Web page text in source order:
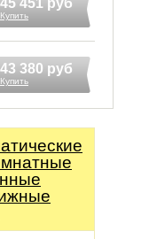
Купить
43 380 руб
Купить